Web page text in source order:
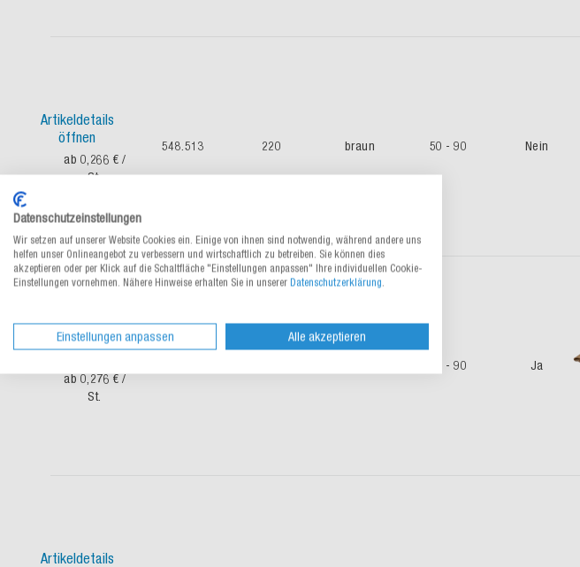
Artikeldetails
öffnen
ab 0,266 € /
St.
548.513 220 braun 50 - 90 Nein
Artikeldetails
ab 0,276 € /
St.
45 - 90 Ja
Artikeldetails
Datenschutzeinstellungen
Wir setzen auf unserer Website Cookies ein. Einige von ihnen sind notwendig, während andere uns
helfen unser Onlineangebot zu verbessern und wirtschaftlich zu betreiben. Sie können dies
akzeptieren oder per Klick auf die Schaltfläche "Einstellungen anpassen" Ihre individuellen Cookie-
Einstellungen vornehmen. Nähere Hinweise erhalten Sie in unserer Datenschutzerklärung.
Einstellungen anpassen Alle akzeptieren